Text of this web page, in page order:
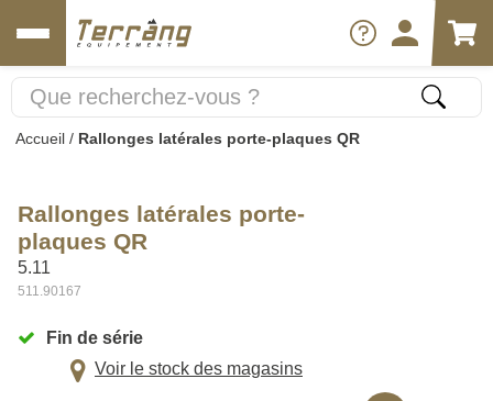
Accueil / Rallonges latérales porte-plaques QR
Rallonges latérales porte-
plaques QR
5.11
511.90167
Fin de série
Voir le stock des magasins